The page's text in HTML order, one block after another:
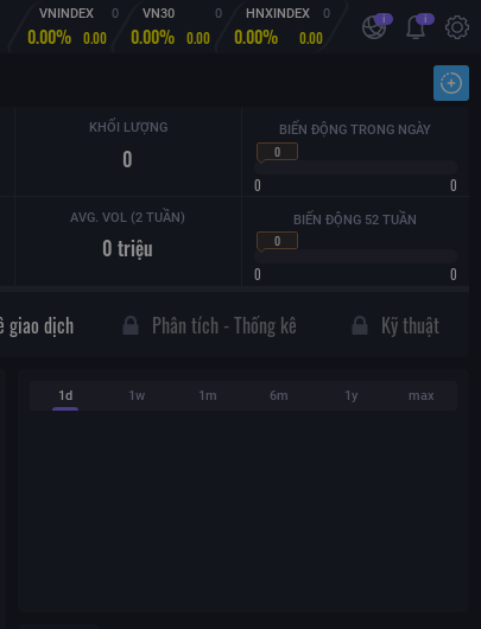
VNINDEX 0
0.00% 0.00
VN30 0
0.00% 0.00
HNXINDEX 0
0.00% 0.00
i i
KHỐI LƯỢNG
0
BIẾN ĐỘNG TRONG NGÀY
0
0 0
AVG. VOL (2 TUẦN)
0 triệu
BIẾN ĐỘNG 52 TUẦN
0
0
0
giao dịch Phân tích - Thống kê Kỹ thuật
1d 1w 1m 6m 1y max